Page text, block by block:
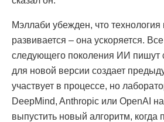
Мэллаби убежден, что технология
развивается – она ускоряется.
следующего поколения ИИ пишут
для новой версии создает
участвует в процессе, но
DeepMind, Anthropic или OpenAI
выпустить новый алгоритм, когда